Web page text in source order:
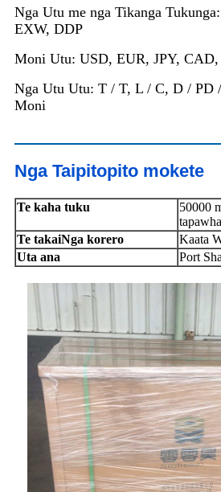
Nga Utu me nga Tikanga
EXW, DDP
Moni Utu: USD, EUR, JPY,
Nga Utu Utu: T / T, L / C, D / PD
Moni
Nga Taipitopito mokete
Te kaha tuku
50000
Te takaiNga korero
Kaata
Uta ana
Port